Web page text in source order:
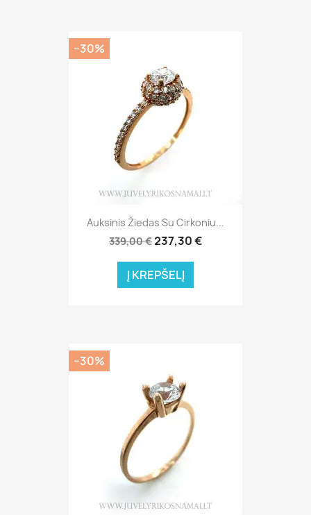
Auksinis Žiedas Su Cirkoniu...
339,00 €237,30 €
Į KREPŠELĮ
−30%
−30%